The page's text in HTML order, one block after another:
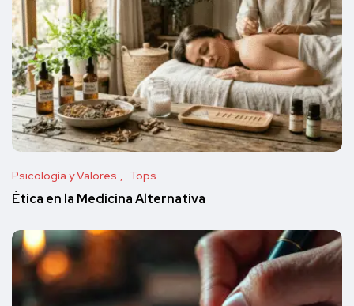
Psicología y Valores Tops
Ética en la Medicina Alternativa